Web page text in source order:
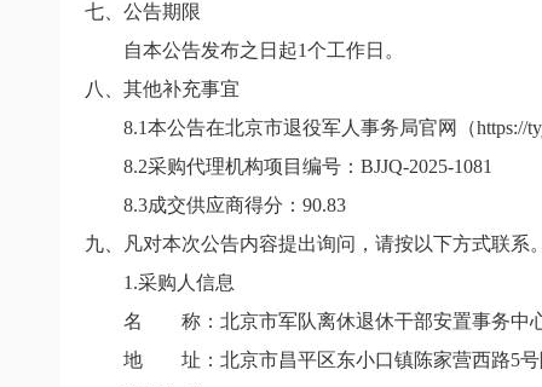
七、公告期限
自本公告发布之日起1个工作日。
八、其他补充事宜
8.1本公告在北京市退役军人事务局官网（https://
8.2采购代理机构项目编号： BJJQ-2025-1081
8.3成交供应商得分： 90.83
九、凡对本次公告内容提出询问，请按以下方式联系
1.采购人信息
名 称：北京市军队离休退休干部安置事务中
地 址：北京市昌平区东小口镇陈家营西路5号